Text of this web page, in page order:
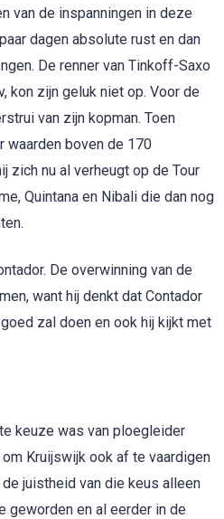
van de inspanningen in deze
dagen absolute rust en dan
De renner van Tinkoff-Saxo
kon zijn geluk niet op. Voor de
van zijn kopman. Toen
waarden boven de 170
zich nu al verheugt op de Tour
Quintana en Nibali die dan nog
De overwinning van de
want hij denkt dat Contador
zal doen en ook hij kijkt met
keuze was van ploegleider
Kruijswijk ook af te vaardigen
juistheid van die keus alleen
geworden en al eerder in de